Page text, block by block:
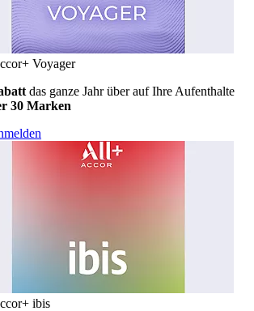
Voyager
das ganze Jahr über auf Ihre Aufenthalte
30 Marken
ibis